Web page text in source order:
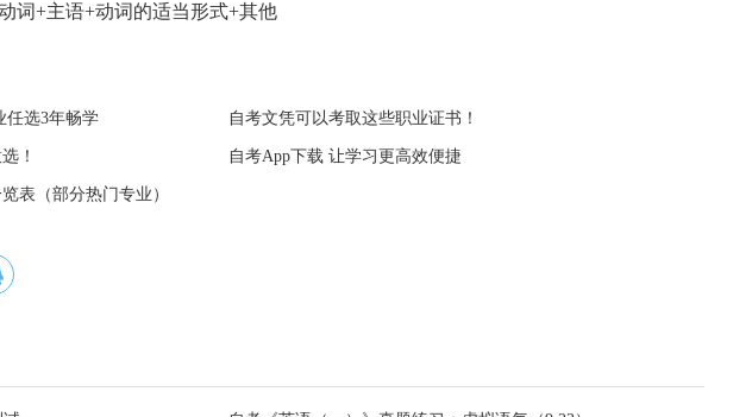
词+主语+动词的适当形式+其他
任选3年畅学 自考文凭可以考取这些职业证书！
！ 自考App下载 让学习更高效便捷
表（部分热门专业）